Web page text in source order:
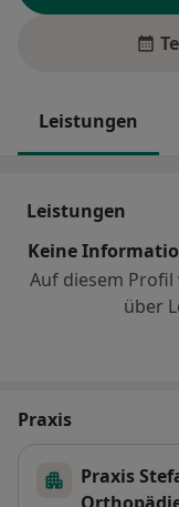
Leistungen
Leistungen
Keine
Auf diesem
über
Praxis
Praxis